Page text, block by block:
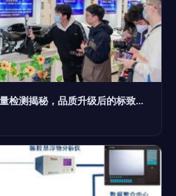
探访神龙武汉工厂 空气质量检测揭秘，品质升级后的标致、雪铁龙是否值得入手？